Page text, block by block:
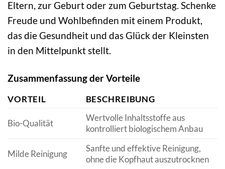
Eltern, zur Geburt oder zum Geburtstag. Schenke
Freude und Wohlbefinden mit einem Produkt,
das die Gesundheit und das Glück der Kleinsten
in den Mittelpunkt stellt.
Zusammenfassung der Vorteile
VORTEIL BESCHREIBUNG
Bio-Qualität
Wertvolle Inhaltsstoffe aus
kontrolliert biologischem Anbau
Milde Reinigung
Sanfte und effektive Reinigung,
ohne die Kopfhaut auszutrocknen